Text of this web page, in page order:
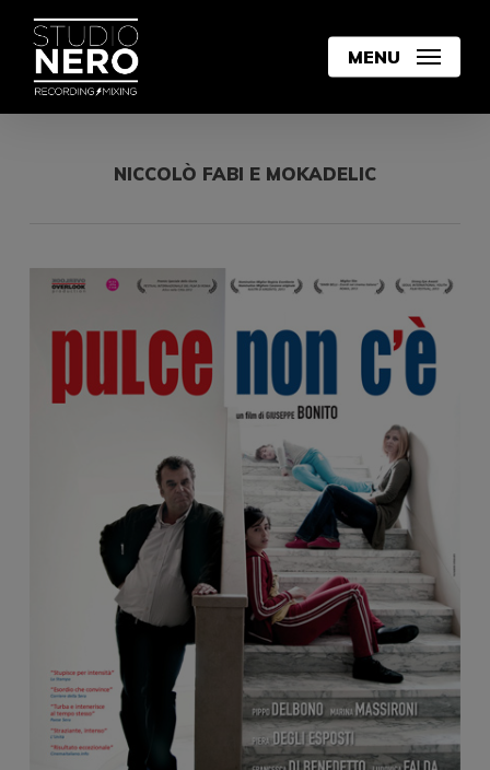
Skip
main
MENU
NICCOLÒ FABI E MOKADELIC